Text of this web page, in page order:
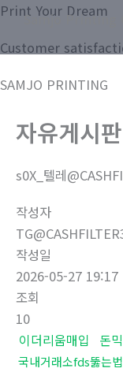
콘
츠
건
Samjo Printing
Print Your Dream
Customer
SAMJO PRINTING
자유게시판
s0X_텔레
작성자
작성일
2026-05-27 19:17
조회
10
이더리움매입
돈
국내거래소fds뚫는법